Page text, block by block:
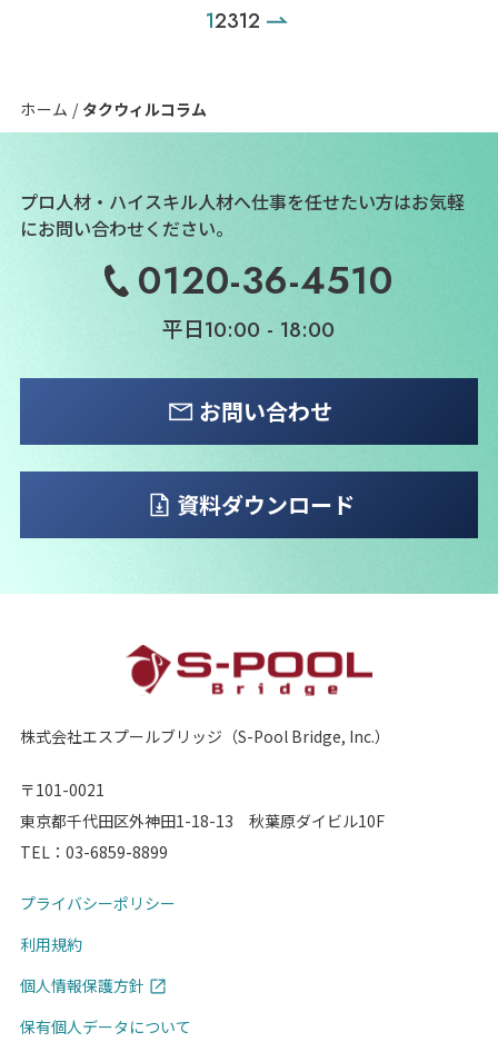
12312
ホーム タクウィルコラム
プロ人材・ハイスキル人材へ仕事を任せたい方はお気軽
にお問い合わせください。
0120-36-4510
平日10:00 - 18:00
お問い合わせ
資料ダウンロード
株式会社エスプールブリッジ（S-Pool Bridge, Inc.）
〒101-0021
東京都千代田区外神田1-18-13 秋葉原ダイビル10F
TEL： 03-6859-8899
プライバシーポリシー
利用規約
個人情報保護方針
保有個人データについて